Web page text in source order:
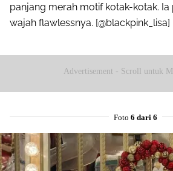
panjang merah motif kotak-kotak.
wajah flawlessnya. [@blackpink_lisa]
Advertisement - Scroll untuk
Foto 6 dari 6